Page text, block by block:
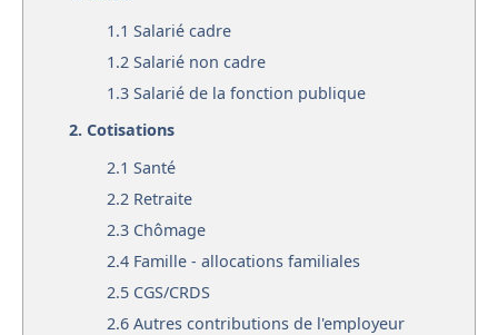
1.1 Salarié cadre
1.2 Salarié non cadre
1.3 Salarié de la fonction publique
2. Cotisations
2.1 Santé
2.2 Retraite
2.3 Chômage
2.4 Famille - allocations familiales
2.5 CGS/CRDS
2.6 Autres contributions de l'employeur